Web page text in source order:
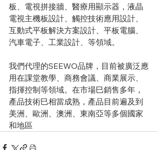
板、電視拼接牆、醫療用顯示器，液晶
電視主機板設計、觸控技術應用設計、
互動式平板解決方案設計、平板電腦、
汽車電子、工業設計、等領域。
我們代理的SEEWO品牌，目前被廣泛應
用在課堂教學、商務會議、商業展示、
指揮控制等領域。在市場巳銷售多年，
產品技術巳相當成熟，產品目前遍及到
美洲、歐洲、澳洲、東南亞等多個國家
和地區